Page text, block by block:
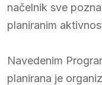
načelnik sve
planiranim
Navedenim
planirana je